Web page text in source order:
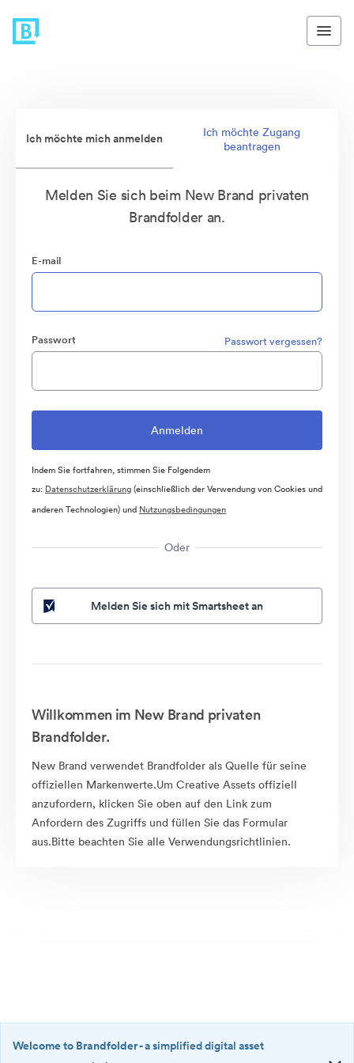
Ich möchte mich anmelden
Ich möchte Zugang
beantragen
Melden Sie sich beim New Brand privaten
Brandfolder an.
E-mail
Passwort Passwort vergessen?
Indem Sie fortfahren, stimmen Sie Folgendem
zu: Datenschutzerklärung(einschließlich der Verwendung von Cookies und
anderen Technologien) und Nutzungsbedingungen
Oder
Melden Sie sich mit Smartsheet an
Willkommen im New Brand privaten
Brandfolder.
New Brand verwendet Brandfolder als Quelle für seine
offiziellen Markenwerte.Um Creative Assets offiziell
anzufordern, klicken Sie oben auf den Link zum
Anfordern des Zugriffs und füllen Sie das Formular
aus.Bitte beachten Sie alle Verwendungsrichtlinien.
Welcome to Brandfolder- a simplified digital asset